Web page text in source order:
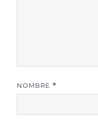
NOMBRE *